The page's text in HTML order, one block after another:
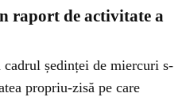
raport de activitate a
ședinței de miercuri s-
propriu-zisă pe care